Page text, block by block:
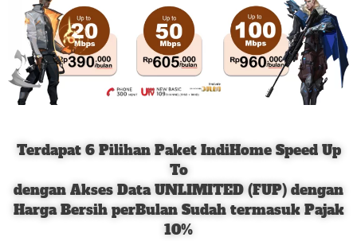
Terdapat 6 Pilihan Paket IndiHome Speed Up
To
dengan Akses Data UNLIMITED (FUP) dengan
Harga Bersih perBulan Sudah termasuk Pajak
10%